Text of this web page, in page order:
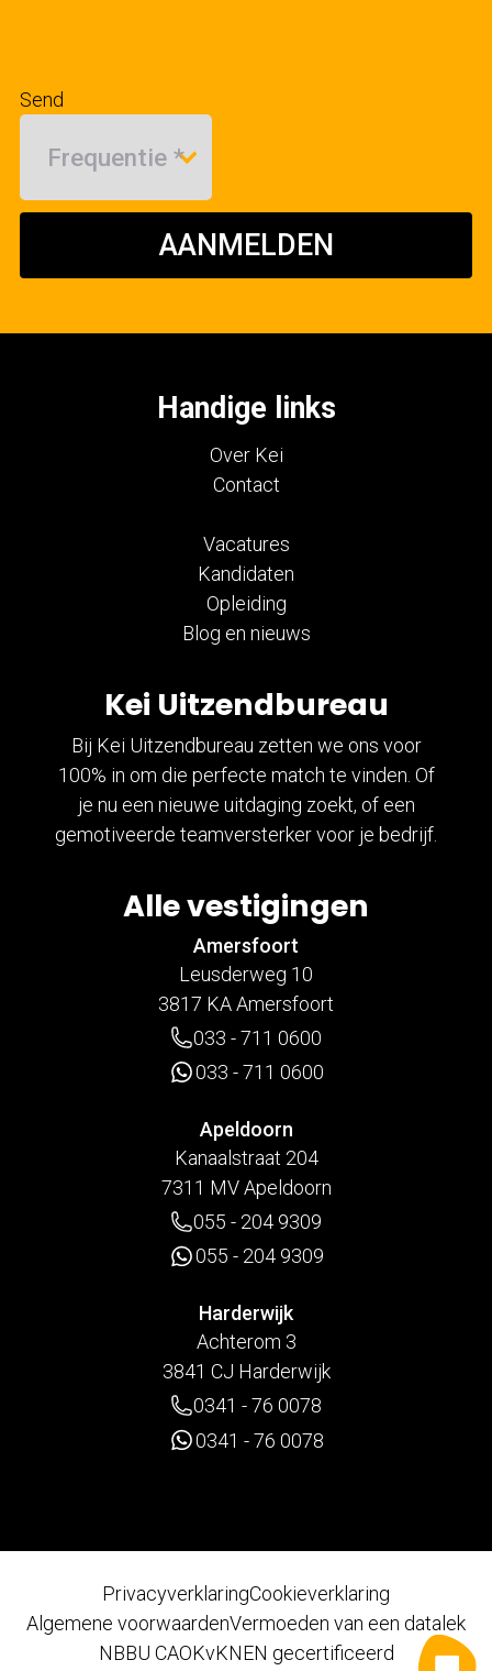
Send
AANMELDEN
Kei Uitzendbureau
Bij Kei Uitzendbureau zetten we ons voor
100% in om die perfecte match te vinden. Of
je nu een nieuwe uitdaging zoekt, of een
gemotiveerde teamversterker voor je bedrijf.
Alle vestigingen
Amersfoort
Leusderweg 10
3817 KA Amersfoort
033 - 711 0600
033 - 711 0600
Apeldoorn
Kanaalstraat 204
7311 MV Apeldoorn
055 - 204 9309
055 - 204 9309
Harderwijk
Achterom 3
3841 CJ Harderwijk
0341 - 76 0078
0341 - 76 0078
Handige links
Over Kei
Contact
Vacatures
Kandidaten
Opleiding
Blog en nieuws
PrivacyverklaringCookieverklaring
Algemene voorwaardenVermoeden van een datalek
NBBU CAOKvKNEN gecertificeerd